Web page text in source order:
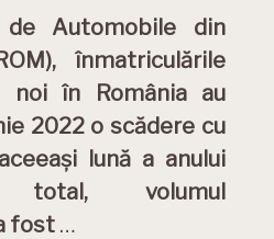
de Automobile din
înmatriculările
noi în România au
2022 o scădere cu
lună a anului
volumul
fost …